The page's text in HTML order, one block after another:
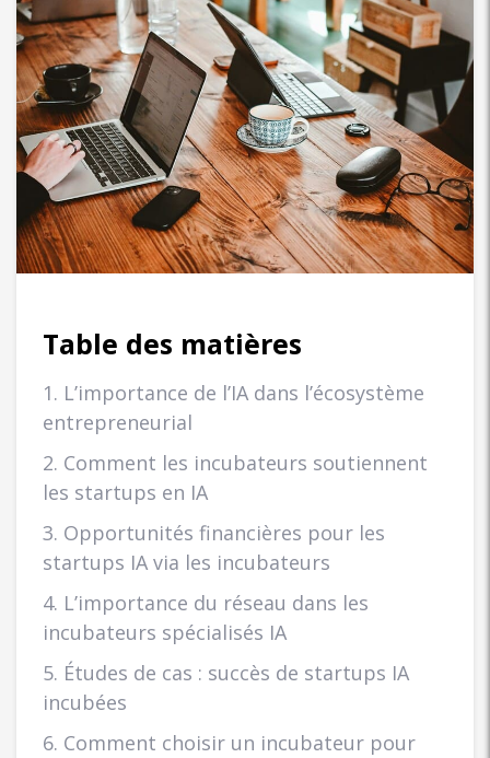
Table des matières
1. L’importance de l’IA dans l’écosystème
entrepreneurial
2. Comment les incubateurs soutiennent
les startups en IA
3. Opportunités financières pour les
startups IA via les incubateurs
4. L’importance du réseau dans les
incubateurs spécialisés IA
5. Études de cas : succès de startups IA
incubées
6. Comment choisir un incubateur pour